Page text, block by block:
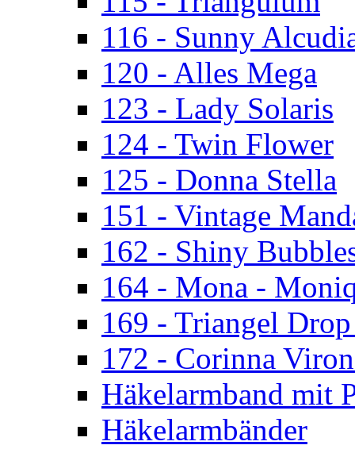
116 - Sunny
120 - Alles Mega
123 - Lady Solaris
124 - Twin Flower
125 - Donna Stella
151 - Vintage
162 - Shiny
164 - Mona -
169 - Triangel Drop
172 - Corinna
Häkelarmband mit
Häkelarmbänder